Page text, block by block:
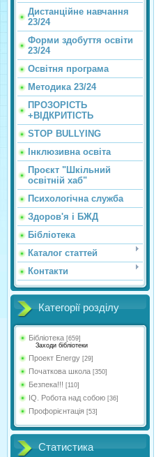
Дистанційне навчання
23/24
Форми здобуття освіти
23/24
Освітня програма
Методика 23/24
ПРОЗОРІСТЬ
+ВІДКРИТІСТЬ
STOP BULLYING
Інклюзивна освіта
Проєкт "Шкільний
освітній хаб"
Психологічна служба
Здоров'я і БЖД
Бібліотека
Каталог статтей
Контакти
Категорії розділу
Бібліотека [659]
Заходи бібліотеки
Проект Energy [29]
Початкова школа [350]
Безпека!!! [110]
IQ. Робота над собою [36]
Профорієнтація [53]
Статистика